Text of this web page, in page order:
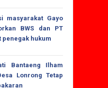
masyarakat Gayo
BWS dan PT
hukum
Bantaeng Ilham
Lonrong Tetap